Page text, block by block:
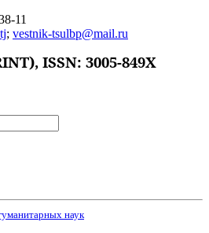
11
; vestnik-tsulbp@mail.ru
ISSN: 3005-849X
наук